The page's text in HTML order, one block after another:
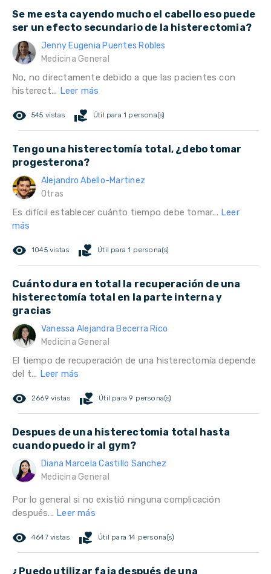
Se me esta cayendo mucho el cabello eso puede
ser un efecto secundario de la histerectomia?
Jenny Eugenia Puentes Robles
Medicina General
No, no directamente debido a que las pacientes con
histerect... Leer más
remove_red_eye 545 vistas volunteer_activism Útil para 1 persona(s)
Tengo una histerectomía total, ¿debo tomar
progesterona?
Alejandro Abello-Martinez
Otras
Es difícil establecer cuánto tiempo debe tomar... Leer
más
remove_red_eye 1045 vistas volunteer_activism Útil para 1 persona(s)
Cuánto dura en total la recuperación de una
histerectomía total en la parte interna y
gracias
Vanessa Alejandra Becerra Rico
Medicina General
El tiempo de recuperación de una histerectomía depende
del t... Leer más
remove_red_eye 2669 vistas volunteer_activism Útil para 9 persona(s)
Despues de una histerectomia total hasta
cuando puedo ir al gym?
Diana Marcela Castillo Sanchez
Medicina General
Por lo general si no existió ninguna complicación
después... Leer más
remove_red_eye 4647 vistas volunteer_activism Útil para 14 persona(s)
¿Puedo utilizar faja después de una